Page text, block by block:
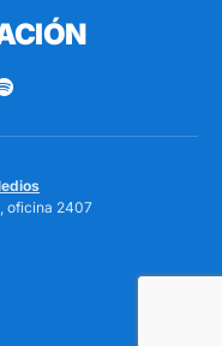
oficina 2407